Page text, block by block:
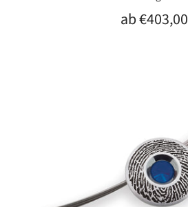
ab€403,00